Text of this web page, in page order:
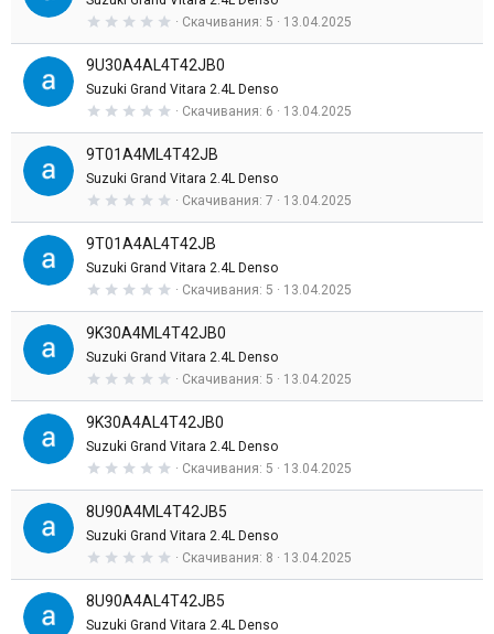
в
е
з
д
0
0
з
в
е
з
д
Скачивания 5 13.04.2025
9U30A4AL4T42JB0
Suzuki Grand Vitara 2.4L Denso
0
0
з
в
е
з
д
Скачивания 6 13.04.2025
9T01A4ML4T42JB
Suzuki Grand Vitara 2.4L Denso
0
0
з
в
е
з
д
Скачивания 7 13.04.2025
9T01A4AL4T42JB
Suzuki Grand Vitara 2.4L Denso
0
0
з
в
е
з
д
Скачивания 5 13.04.2025
9K30A4ML4T42JB0
Suzuki Grand Vitara 2.4L Denso
0
0
з
в
е
з
д
Скачивания 5 13.04.2025
9K30A4AL4T42JB0
Suzuki Grand Vitara 2.4L Denso
0
0
з
в
е
з
д
Скачивания 5 13.04.2025
8U90A4ML4T42JB5
Suzuki Grand Vitara 2.4L Denso
0
0
з
Скачивания 8 13.04.2025
8U90A4AL4T42JB5
Suzuki Grand Vitara 2.4L Denso